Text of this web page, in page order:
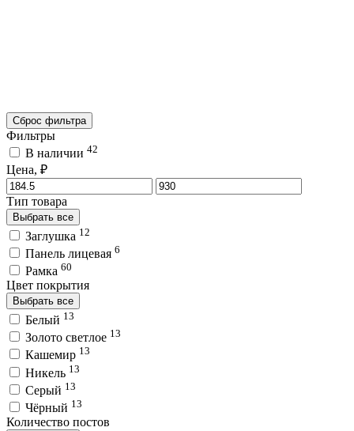
Сброс фильтра
Фильтры
В наличии 42
Цена, ₽
Тип товара
Выбрать все
Заглушка 12
Панель лицевая 6
Рамка 60
Цвет покрытия
Выбрать все
Белый 13
Золото светлое 13
Кашемир 13
Никель 13
Серый 13
Чёрный 13
Количество постов